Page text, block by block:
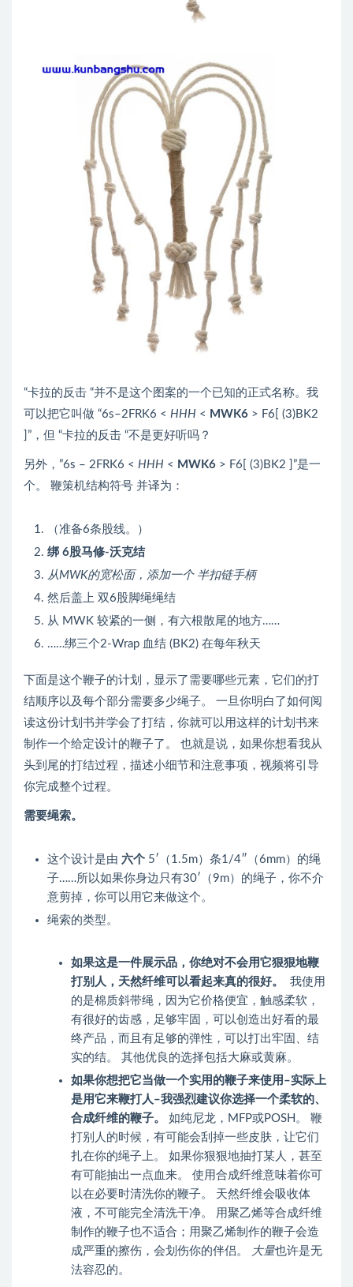
“卡拉的反击 “并不是这个图案的一个已知的正式名称。我
可以把它叫做 “6s–2FRK6 < HHH < MWK6 > F6[ (3)BK2
]”，但 “卡拉的反击 “不是更好听吗？
另外，”6s – 2FRK6 < HHH < MWK6 > F6[ (3)BK2 ]”是一
个。 鞭策机结构符号 并译为：
（准备6条股线。）
绑 6股马修-沃克结
从MWK的宽松面，添加一个 半扣链手柄
然后盖上 双6股脚绳绳结
从 MWK 较紧的一侧，有六根散尾的地方……
……绑三个2-Wrap 血结 (BK2) 在每年秋天
下面是这个鞭子的计划，显示了需要哪些元素，它们的打
结顺序以及每个部分需要多少绳子。 一旦你明白了如何阅
读这份计划书并学会了打结，你就可以用这样的计划书来
制作一个给定设计的鞭子了。 也就是说，如果你想看我从
头到尾的打结过程，描述小细节和注意事项，视频将引导
你完成整个过程。
需要绳索。
这个设计是由 六个 5′（1.5m）条1/4″（6mm）的绳
子……所以如果你身边只有30′（9m）的绳子，你不介
意剪掉，你可以用它来做这个。
绳索的类型。
如果这是一件展示品，你绝对不会用它狠狠地鞭
打别人，天然纤维可以看起来真的很好。
我使用
的是棉质斜带绳，因为它价格便宜，触感柔软，
有很好的齿感，足够牢固，可以创造出好看的最
终产品，而且有足够的弹性，可以打出牢固、结
实的结。 其他优良的选择包括大麻或黄麻。
如果你想把它当做一个实用的鞭子来使用–实际上
是用它来鞭打人–我强烈建议你选择一个柔软的、
合成纤维的鞭子。
如纯尼龙，MFP或POSH。 鞭
打别人的时候，有可能会刮掉一些皮肤，让它们
扎在你的绳子上。 如果你狠狠地抽打某人，甚至
有可能抽出一点血来。 使用合成纤维意味着你可
以在必要时清洗你的鞭子。 天然纤维会吸收体
液，不可能完全清洗干净。 用聚乙烯等合成纤维
制作的鞭子也不适合；用聚乙烯制作的鞭子会造
成严重的擦伤，会划伤你的伴侣。
大量也许是无
法容忍的。